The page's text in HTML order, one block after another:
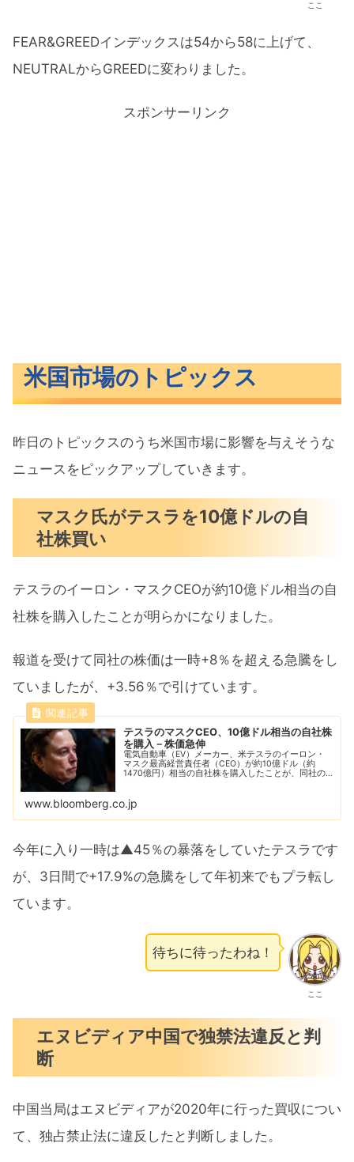
ここ
FEAR&GREEDインデックスは54から58に上げて、
NEUTRALからGREEDに変わりました。
スポンサーリンク
米国市場のトピックス
昨日のトピックスのうち米国市場に影響を与えそうな
ニュースをピックアップしていきます。
マスク氏がテスラを10億ドルの自
社株買い
テスラのイーロン・マスクCEOが約10億ドル相当の自
社株を購入したことが明らかになりました。
報道を受けて同社の株価は一時+8％を超える急騰をし
ていましたが、+3.56％で引けています。
テスラのマスクCEO、10億ドル相当の自社株
を購入－株価急伸
電気自動車（EV）メーカー、米テスラのイーロン・
マスク最高経営責任者（CEO）が約10億ドル（約
1470億円）相当の自社株を購入したことが、同社の
www.bloomberg.co.jp
今年に入り一時は▲45％の暴落をしていたテスラです
が、3日間で+17.9%の急騰をして年初来でもプラ転し
ています。
ここ
待ちに待ったわね！
エヌビディア中国で独禁法違反と判
断
中国当局はエヌビディアが2020年に行った買収につい
て、独占禁止法に違反したと判断しました。